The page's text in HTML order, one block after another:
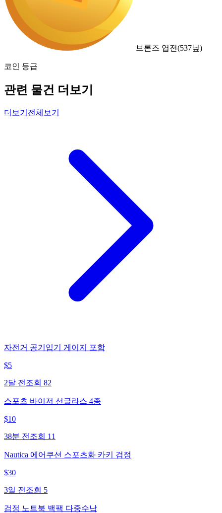
브론즈 엽전(537닢)
코인 등급
관련 물건 더보기
더보기 전체보기
자전거 공기입기 게이지 포함
$5
2달 전 조회 82
스포츠 바이저 선글라스 4종
$10
38분 전 조회 11
Nautica 에어쿠션 스포츠화 카키 검정
$30
3일 전 조회 5
검정 노트북 백팩 다중수납